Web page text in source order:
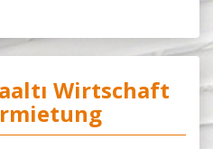
Wirtschaft